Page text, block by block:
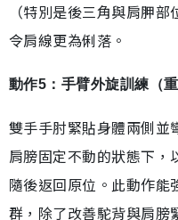
（特別是後三角與肩胛
令肩線更為俐落。
動作5：手臂外旋訓練（重
雙手手肘緊貼身體兩側並
肩膀固定不動的狀態下，
隨後返回原位。此動作能
群，除了改善駝背與肩膀